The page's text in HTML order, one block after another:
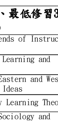
修
、最
of
Ideas
in